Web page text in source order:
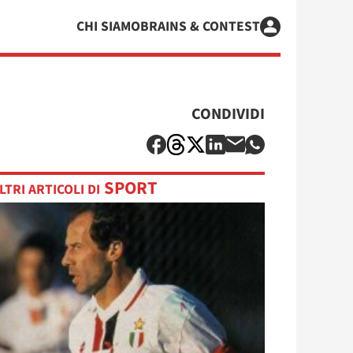
CHI SIAMOBRAINS & CONTEST
CONDIVIDI
ARTICOLI DI SPORT